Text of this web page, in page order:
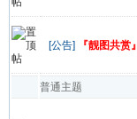
[公告] 『靓图共
普通主题